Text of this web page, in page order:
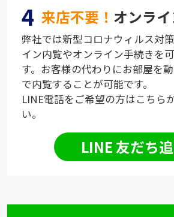
4 来店不要！ オンラ
弊社では新型コロナウィルス対
イン内覧やオンライン手続きを
す。お客様の代わりにお部屋を
で内覧することが可能です。
LINE電話をご希望の方はこちら
い。
LINE 友だち